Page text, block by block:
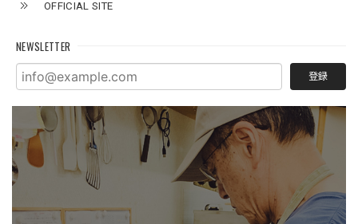
OFFICIAL SITE
NEWSLETTER
登録